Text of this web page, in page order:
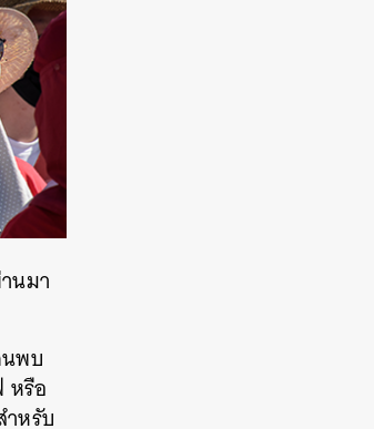
นมา
พบ
หรือ
หรับ